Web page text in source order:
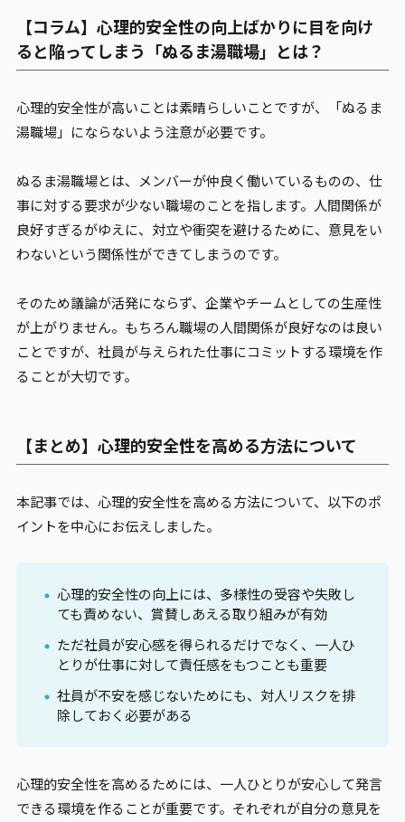
【コラム】心理的安全性の向上ばかりに目を向け
ると陥ってしまう「ぬるま湯職場」とは？
心理的安全性が高いことは素晴らしいことですが、「ぬるま
湯職場」にならないよう注意が必要です。
ぬるま湯職場とは、メンバーが仲良く働いているものの、仕
事に対する要求が少ない職場のことを指します。人間関係が
良好すぎるがゆえに、対立や衝突を避けるために、意見をい
わないという関係性ができてしまうのです。
そのため議論が活発にならず、企業やチームとしての生産性
が上がりません。もちろん職場の人間関係が良好なのは良い
ことですが、社員が与えられた仕事にコミットする環境を作
ることが大切です。
【まとめ】心理的安全性を高める方法について
本記事では、心理的安全性を高める方法について、以下のポ
イントを中心にお伝えしました。
心理的安全性の向上には、多様性の受容や失敗し
ても責めない、賞賛しあえる取り組みが有効
ただ社員が安心感を得られるだけでなく、一人ひ
とりが仕事に対して責任感をもつことも重要
社員が不安を感じないためにも、対人リスクを排
除しておく必要がある
心理的安全性を高めるためには、一人ひとりが安心して発言
できる環境を作ることが重要です。それぞれが自分の意見を